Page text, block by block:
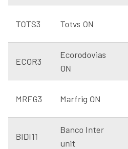
TOTS3 Totvs ON
ECOR3
Ecorodovias
ON
MRFG3 Marfrig ON
BIDI11
Banco Inter
unit